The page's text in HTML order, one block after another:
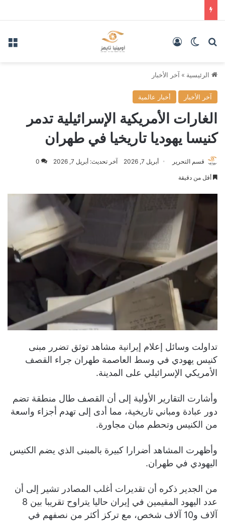
بحث عنالوضع المظلم
الرئيسية » آخر الأخبار
آخر الأخبار أخبار عالمية
الغارات الأمريكية الإسرائيلية تدمر
كنيسا يهوديا تاريخيا في طهران
قسم التحرير أبريل 7, 2026 آخر تحديث: أبريل 7, 2026 0
أقل من دقيقة
تداولت وسائل إعلام إيرانية مشاهد توثق تضرر مبنى
كنيس يهودي في وسط العاصمة طهران جراء القصف
الأمريكي الإسرائيلي على المدينة.
وأشارت التقارير الأولية إلى أن القصف طال منطقة تضم
دور عبادة ومباني تاريخية، مما أدى إلى تهدم أجزاء واسعة
من الكنيس وتحطم مبان مجاورة.
وأظهرت المشاهد أضرارا كبيرة بالمبنى الذي يضم الكنيس
اليهودي في طهران.
من الجدير ذكره أن تقديرات أغلب المصادر تشير إلى أن
عدد اليهود المقيمين في إيران حاليا يتراوح تقريبا بين 8
آلاف و10 آلاف شخص، مع تركز أكثر من نصفهم في